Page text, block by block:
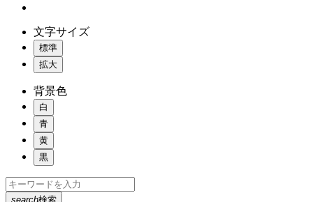
文字サイズ
標準
拡大
背景色
白
青
黄
黒
search検索